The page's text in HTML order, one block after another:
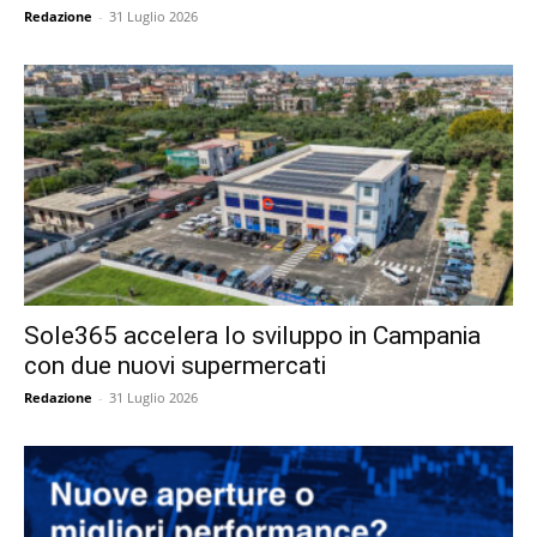
Redazione - 31 Luglio 2026
Sole365 accelera lo sviluppo in Campania
con due nuovi supermercati
Redazione - 31 Luglio 2026